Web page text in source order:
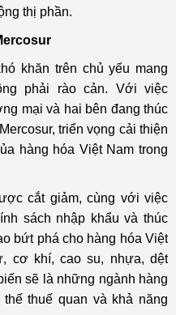
thị phần.
khăn trên chủ yếu mang
phải rào cản. Với việc
mại và hai bên đang thúc
, triển vọng cải thiện
hàng hóa Việt Nam trong
cắt giảm, cùng với việc
sách nhập khẩu và thúc
bứt phá cho hàng hóa Việt
cơ khí, cao su, nhựa, dệt
sẽ là những ngành hàng
thuế quan và khả năng